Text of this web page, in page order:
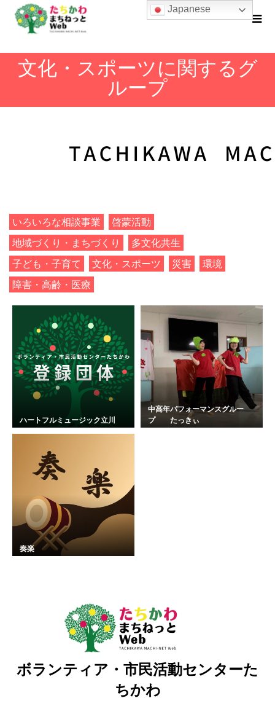
文化・スポーツに関するグ
ループ
いろいろな相談事業
啓蒙活動
地域づくり・まちづくり
多文化共生
子ども・子育て
文化・スポーツ 災害
環境
障害・高齢・医療
ハートフルミュージック立川
中高年パフォーマンスグルー
プ たっきぃ
奏楽
ボランティア・市民活動センターた
ちかわ
Japanese